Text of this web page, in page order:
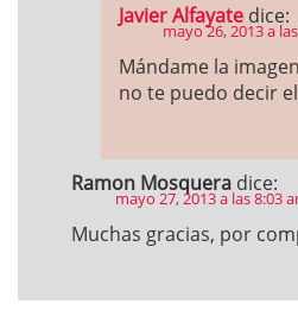
Javier Alfayate dice:
mayo 26, 2013 a
Mándame la
no te puedo decir
Ramon Mosquera dice:
mayo 27, 2013 a las 8:03
Muchas gracias, por